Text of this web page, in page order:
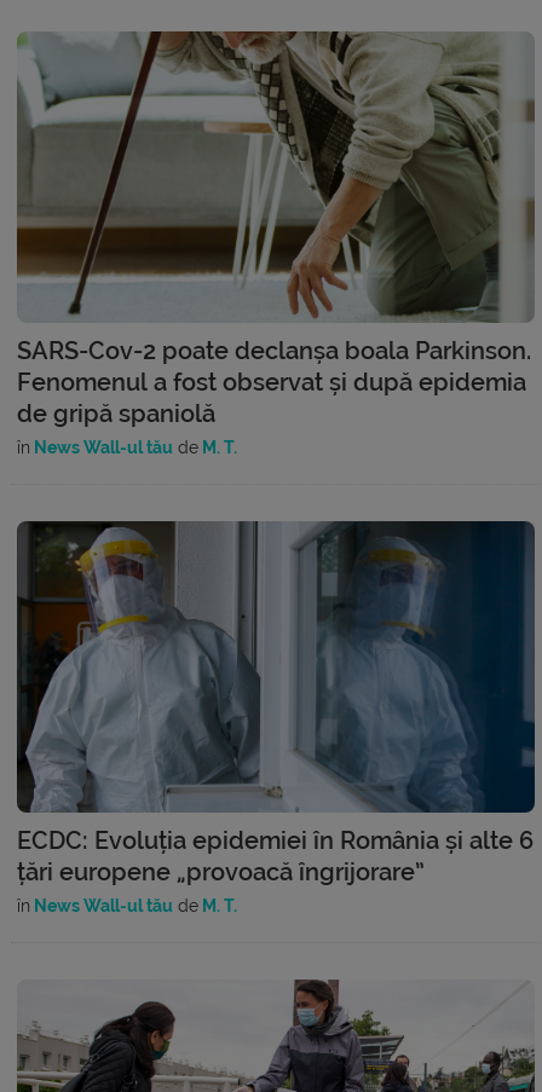
SARS-Cov-2 poate declanșa boala Parkinson.
Fenomenul a fost observat și după epidemia
de gripă spaniolă
în News Wall-ul tău de M. T.
ECDC: Evoluția epidemiei în România și alte 6
țări europene „provoacă îngrijorare”
în News Wall-ul tău de M. T.